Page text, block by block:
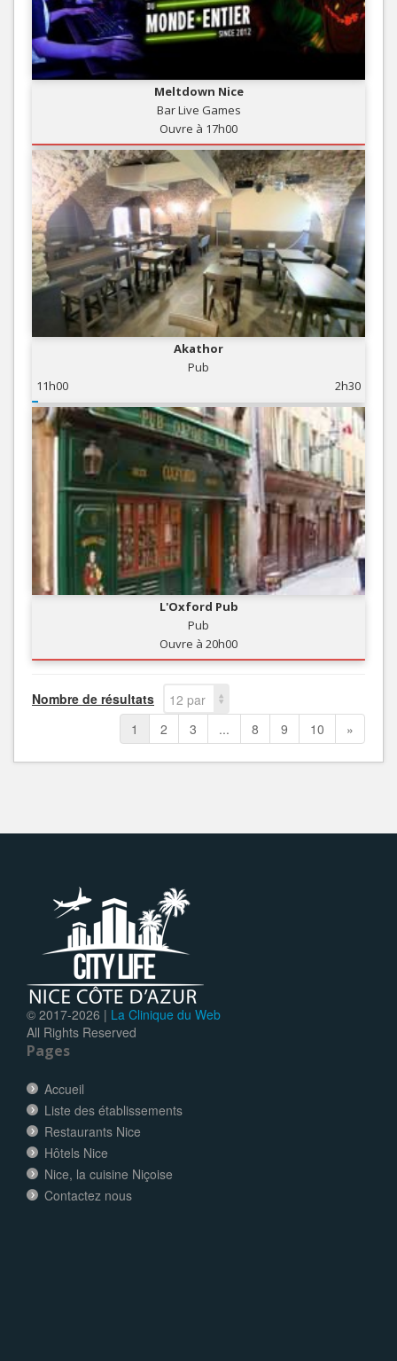
Meltdown Nice
Bar Live Games
Ouvre à 17h00
Akathor
Pub
11h00
2h30
L'Oxford Pub
Pub
Ouvre à 20h00
Nombre de résultats
12 par
page
1 2 3 ... 8 9 10 »
© 2017-2026 | La Clinique du Web
All Rights Reserved
Pages
Accueil
Liste des établissements
Restaurants Nice
Hôtels Nice
Nice, la cuisine Niçoise
Contactez nous